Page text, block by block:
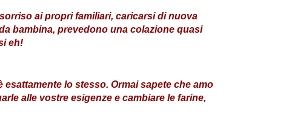
ai propri familiari, caricarsi di nuova
bambina, prevedono una colazione quasi
eh!
esattamente lo stesso. Ormai sapete che amo
alle vostre esigenze e cambiare le farine,